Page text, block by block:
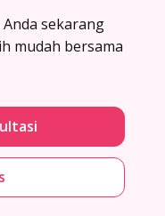
sekarang
mudah bersama